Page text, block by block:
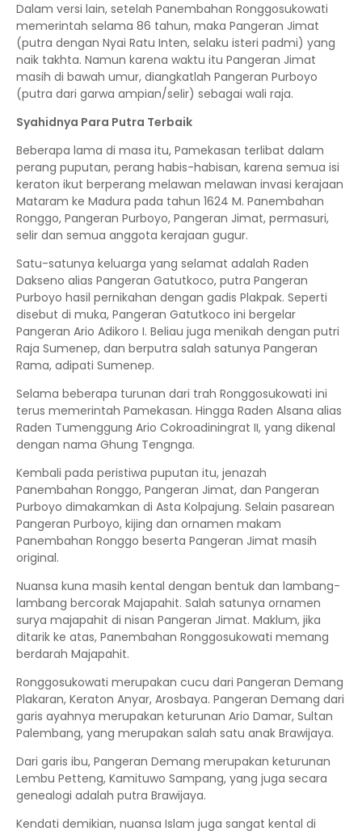
Dalam versi lain, setelah Panembahan Ronggosukowati
memerintah selama 86 tahun, maka Pangeran Jimat
(putra dengan Nyai Ratu Inten, selaku isteri padmi) yang
naik takhta. Namun karena waktu itu Pangeran Jimat
masih di bawah umur, diangkatlah Pangeran Purboyo
(putra dari garwa ampian/selir) sebagai wali raja.
Syahidnya Para Putra Terbaik
Beberapa lama di masa itu, Pamekasan terlibat dalam
perang puputan, perang habis-habisan, karena semua isi
keraton ikut berperang melawan melawan invasi kerajaan
Mataram ke Madura pada tahun 1624 M. Panembahan
Ronggo, Pangeran Purboyo, Pangeran Jimat, permasuri,
selir dan semua anggota kerajaan gugur.
Satu-satunya keluarga yang selamat adalah Raden
Dakseno alias Pangeran Gatutkoco, putra Pangeran
Purboyo hasil pernikahan dengan gadis Plakpak. Seperti
disebut di muka, Pangeran Gatutkoco ini bergelar
Pangeran Ario Adikoro I. Beliau juga menikah dengan putri
Raja Sumenep, dan berputra salah satunya Pangeran
Rama, adipati Sumenep.
Selama beberapa turunan dari trah Ronggosukowati ini
terus memerintah Pamekasan. Hingga Raden Alsana alias
Raden Tumenggung Ario Cokroadiningrat II, yang dikenal
dengan nama Ghung Tengnga.
Kembali pada peristiwa puputan itu, jenazah
Panembahan Ronggo, Pangeran Jimat, dan Pangeran
Purboyo dimakamkan di Asta Kolpajung. Selain pasarean
Pangeran Purboyo, kijing dan ornamen makam
Panembahan Ronggo beserta Pangeran Jimat masih
original.
Nuansa kuna masih kental dengan bentuk dan lambang-
lambang bercorak Majapahit. Salah satunya ornamen
surya majapahit di nisan Pangeran Jimat. Maklum, jika
ditarik ke atas, Panembahan Ronggosukowati memang
berdarah Majapahit.
Ronggosukowati merupakan cucu dari Pangeran Demang
Plakaran, Keraton Anyar, Arosbaya. Pangeran Demang dari
garis ayahnya merupakan keturunan Ario Damar, Sultan
Palembang, yang merupakan salah satu anak Brawijaya.
Dari garis ibu, Pangeran Demang merupakan keturunan
Lembu Petteng, Kamituwo Sampang, yang juga secara
genealogi adalah putra Brawijaya.
Kendati demikian, nuansa Islam juga sangat kental di